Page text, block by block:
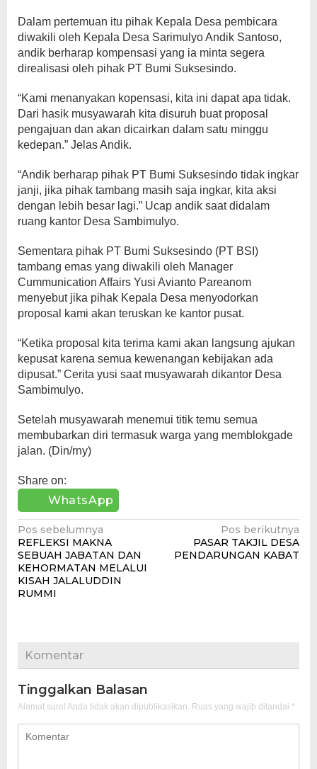
Dalam pertemuan itu pihak Kepala Desa pembicara
diwakili oleh Kepala Desa Sarimulyo Andik Santoso,
andik berharap kompensasi yang ia minta segera
direalisasi oleh pihak PT Bumi Suksesindo.
“Kami menanyakan kopensasi, kita ini dapat apa tidak.
Dari hasik musyawarah kita disuruh buat proposal
pengajuan dan akan dicairkan dalam satu minggu
kedepan.” Jelas Andik.
“Andik berharap pihak PT Bumi Suksesindo tidak ingkar
janji, jika pihak tambang masih saja ingkar, kita aksi
dengan lebih besar lagi.” Ucap andik saat didalam
ruang kantor Desa Sambimulyo.
Sementara pihak PT Bumi Suksesindo (PT BSI)
tambang emas yang diwakili oleh Manager
Cummunication Affairs Yusi Avianto Pareanom
menyebut jika pihak Kepala Desa menyodorkan
proposal kami akan teruskan ke kantor pusat.
“Ketika proposal kita terima kami akan langsung ajukan
kepusat karena semua kewenangan kebijakan ada
dipusat.” Cerita yusi saat musyawarah dikantor Desa
Sambimulyo.
Setelah musyawarah menemui titik temu semua
membubarkan diri termasuk warga yang memblokgade
jalan. (Din/rny)
Share on:
WhatsApp
Navigasi
pos
Pos sebelumnya
REFLEKSI MAKNA
SEBUAH JABATAN DAN
KEHORMATAN MELALUI
KISAH JALALUDDIN
RUMMI
Pos berikutnya
PASAR TAKJIL DESA
PENDARUNGAN KABAT
Komentar
Tinggalkan Balasan
Alamat surel Anda tidak akan dipublikasikan. Ruas yang wajib ditandai *